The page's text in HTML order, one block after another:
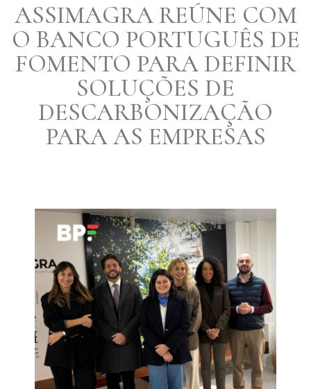
ASSIMAGRA REÚNE COM
O BANCO PORTUGUÊS DE
FOMENTO PARA DEFINIR
SOLUÇÕES DE
DESCARBONIZAÇÃO
PARA AS EMPRESAS